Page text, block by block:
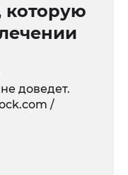
которую